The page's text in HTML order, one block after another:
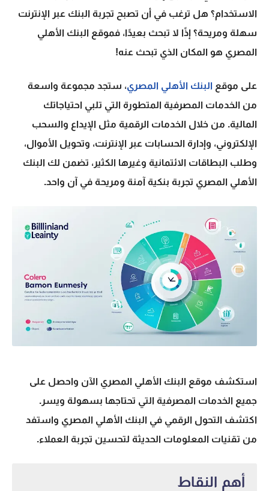
الاستخدام؟ هل ترغب في أن تصبح تجربة البنك عبر الإنترنت
سهلة ومريحة؟ إذًا لا تبحث بعيدًا، فموقع البنك الأهلي
المصري هو المكان الذي تبحث عنه!
على موقع البنك الأهلي المصري، ستجد مجموعة واسعة
من الخدمات المصرفية المتطورة التي تلبي احتياجاتك
المالية. من خلال الخدمات الرقمية مثل الإيداع والسحب
الإلكتروني، وإدارة الحسابات عبر الإنترنت، وتحويل الأموال،
وطلب البطاقات الائتمانية وغيرها الكثير، تضمن لك البنك
الأهلي المصري تجربة بنكية آمنة ومريحة في آن واحد.
استكشف موقع البنك الأهلي المصري الآن واحصل على
جميع الخدمات المصرفية التي تحتاجها بسهولة ويسر.
اكتشف التحول الرقمي في البنك الأهلي المصري واستفد
من تقنيات المعلومات الحديثة لتحسين تجربة العملاء.
أهم النقاط